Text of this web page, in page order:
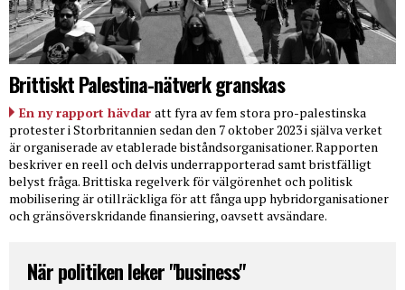
Brittiskt Palestina-nätverk granskas
En ny rapport hävdar att fyra av fem stora pro-palestinska
protester i Storbritannien sedan den 7 oktober 2023 i själva verket
är organiserade av etablerade biståndsorganisationer. Rapporten
beskriver en reell och delvis underrapporterad samt bristfälligt
belyst fråga. Brittiska regelverk för välgörenhet och politisk
mobilisering är otillräckliga för att fånga upp hybridorganisationer
och gränsöverskridande finansiering, oavsett avsändare.
När politiken leker "business"